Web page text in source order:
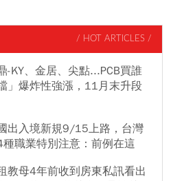
/ HOT ARTICLES /
-KY、金居、尖點...PCB買誰
」爆炸性強漲，11月末升段
出入境新規9/15上路，台灣
職業特別注意：前例在這
教母4年前收到房東私訊看出